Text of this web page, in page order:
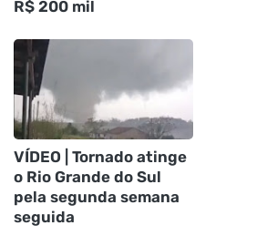
R$ 200 mil
VÍDEO | Tornado atinge
o Rio Grande do Sul
pela segunda semana
seguida